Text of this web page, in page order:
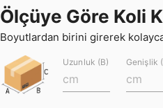
Ölçüye Göre Koli
Boyutlardan birini girerek
Uzunluk (B) Genişlik